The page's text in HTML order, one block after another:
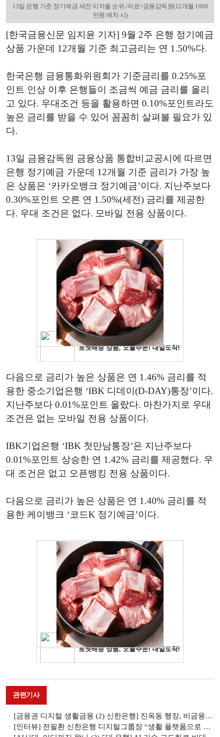
13일 은행 기준 정기예금 세전 이자율 순위./자료=금융감독원(12개월 1000
만원 예치 시)
[한국금융신문 임지윤 기자] 9월 2주 은행 정기예금
상품 가운데 12개월 기준 최고금리는 연 1.50%다.
한국은행 금융통화위원회가 기준금리를 0.25%포
인트 인상 이후 은행들이 조금씩 예금 금리를 올리
고 있다. 우대조건 등을 활용하면 0.10%포인트라도
높은 금리를 받을 수 있어 꼼꼼히 살펴볼 필요가 있
다.
13일 금융감독원 금융상품 통합비교공시에 따르면
은행 정기예금 가운데 12개월 기준 금리가 가장 높
은 상품은 ‘카카오뱅크 정기예금’이다. 지난주보다
0.30%포인트 오른 연 1.50%(세전) 금리를 제공한
다. 우대 조건은 없다. 모바일 전용 상품이다.
다음으로 금리가 높은 상품은 연 1.46% 금리를 적
용한 중소기업은행 ‘IBK 디데이(D-DAY)통장’이다.
지난주보다 0.01%포인트 올랐다. 마찬가지로 우대
조건은 없는 모바일 전용 상품이다.
IBK기업은행 ‘IBK 첫만남통장’은 지난주보다
0.01%포인트 상승한 연 1.42% 금리를 제공했다. 우
대 조건은 없고 오픈뱅킹 전용 상품이다.
다음으로 금리가 높은 상품은 연 1.40% 금리를 적
용한 케이뱅크 ‘코드K 정기예금’이다.
관련기사
[금융권 디지털 생활금융 (2) 신한은행] 진옥동 행장, 비금융 신사업 드라이브
[인터뷰] 전필환 신한은행 디지털그룹장 “생활 플랫폼으로 고객 사로 잡을 것”